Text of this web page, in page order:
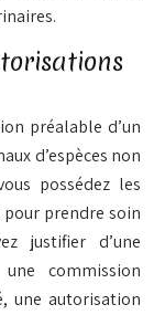
préalable d’un
d’espèces non
possédez les
pour prendre soin
justifier d’une
commission
une autorisation